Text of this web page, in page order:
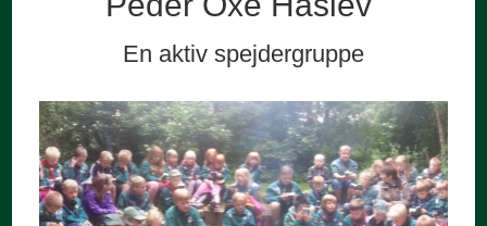
En aktiv spejdergruppe